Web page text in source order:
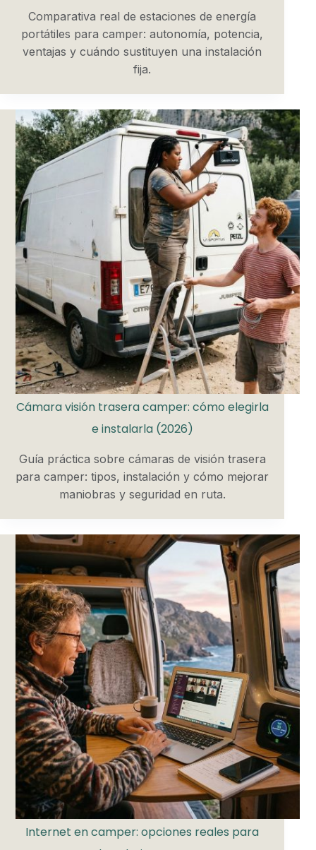
Comparativa real de estaciones de energía
portátiles para camper: autonomía, potencia,
ventajas y cuándo sustituyen una instalación
fija.
Cámara visión trasera camper: cómo elegirla
e instalarla (2026)
Guía práctica sobre cámaras de visión trasera
para camper: tipos, instalación y cómo mejorar
maniobras y seguridad en ruta.
Internet en camper: opciones reales para